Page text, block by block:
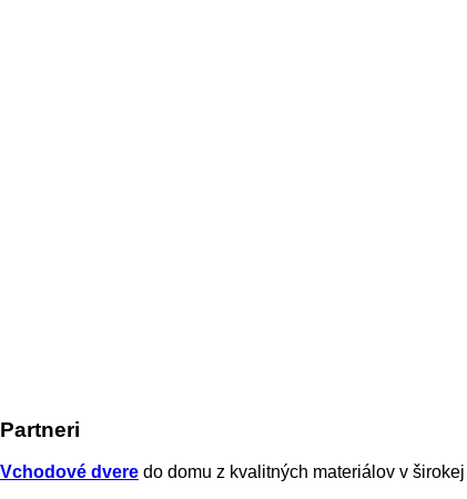
Partneri
Vchodové dvere do domu z kvalitných materiálov v